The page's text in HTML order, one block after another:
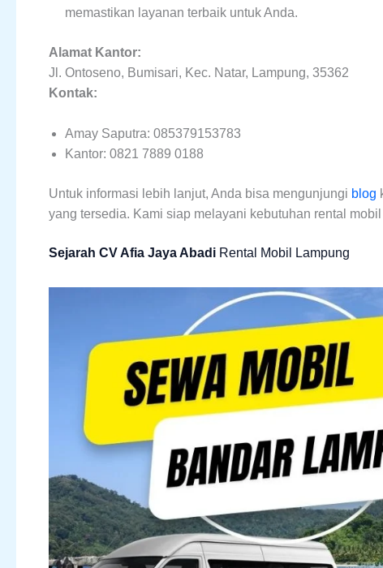
memastikan layanan terbaik untuk Anda.
Alamat Kantor:
Jl. Ontoseno, Bumisari, Kec. Natar, Lampung, 35362
Kontak:
Amay Saputra: 085379153783
Kantor: 0821 7889 0188
Untuk informasi lebih lanjut, Anda bisa mengunjungi blog
yang tersedia. Kami siap melayani kebutuhan rental
Sejarah CV Afia Jaya Abadi Rental Mobil Lampung